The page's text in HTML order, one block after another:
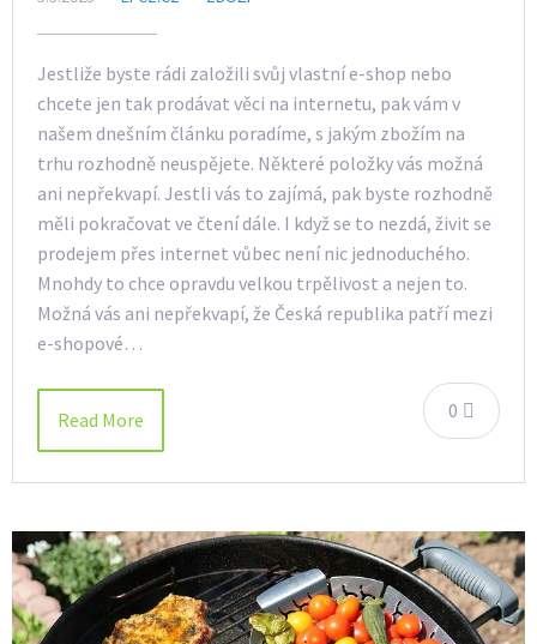
Jestliže byste rádi založili svůj vlastní e-shop nebo
chcete jen tak prodávat věci na internetu, pak vám v
našem dnešním článku poradíme, s jakým zbožím na
trhu rozhodně neuspějete. Některé položky vás možná
ani nepřekvapí. Jestli vás to zajímá, pak byste rozhodně
měli pokračovat ve čtení dále. I když se to nezdá, živit se
prodejem přes internet vůbec není nic jednoduchého.
Mnohdy to chce opravdu velkou trpělivost a nejen to.
Možná vás ani nepřekvapí, že Česká republika patří mezi
e-shopové…
0
Read More